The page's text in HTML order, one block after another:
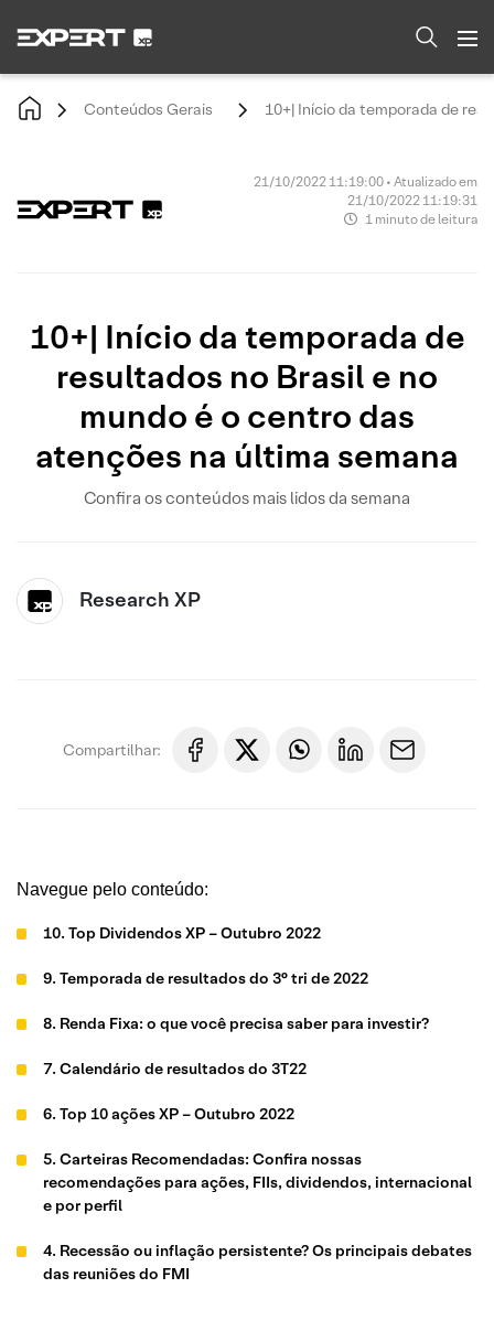
Conteúdos Gerais 10+| Início da temporada de
21/10/2022 11:19:00 • Atualizado em
21/10/2022 11:19:31
1 minuto de leitura
10+| Início da temporada de
resultados no Brasil e no
mundo é o centro das
atenções na última semana
Confira os conteúdos mais lidos da semana
Research XP
Compartilhar:
Navegue pelo conteúdo:
10. Top Dividendos XP – Outubro 2022
9. Temporada de resultados do 3° tri de 2022
8. Renda Fixa: o que você precisa saber para investir?
7. Calendário de resultados do 3T22
6. Top 10 ações XP – Outubro 2022
5. Carteiras Recomendadas: Confira nossas
recomendações para ações, FIIs, dividendos, internacional
e por perfil
4. Recessão ou inflação persistente? Os principais debates
das reuniões do FMI